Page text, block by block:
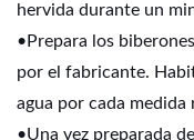
hervida durante un
•Prepara los
por el fabricante.
agua por cada medida
•Una vez preparada